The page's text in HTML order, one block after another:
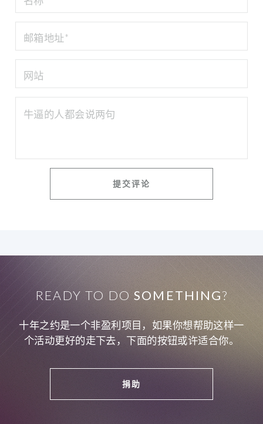
READY TO DOSOMETHING?
十年之约是一个非盈利项目，如果你想帮助这样一
个活动更好的走下去，下面的按钮或许适合你。
捐助